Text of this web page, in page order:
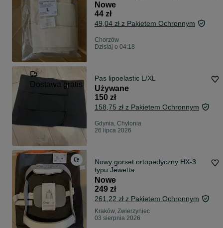
Nowe
44 zł
49,04 zł z Pakietem Ochronnym
Chorzów
Dzisiaj o 04:18
Dostawa gratis
Pas lipoelastic L/XL
Używane
150 zł
158,75 zł z Pakietem Ochronnym
Gdynia, Chylonia
26 lipca 2026
Nowy gorset ortopedyczny HX-3
typu Jewetta
Nowe
249 zł
261,22 zł z Pakietem Ochronnym
Kraków, Zwierzyniec
03 sierpnia 2026